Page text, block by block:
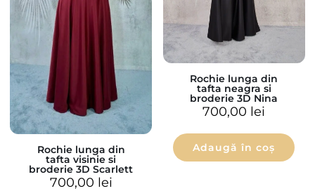
Rochie lunga din
tafta visinie si
broderie 3D Scarlett
700,00 lei
Rochie lunga din
tafta neagra si
broderie 3D Nina
700,00 lei
Adaugă în coș